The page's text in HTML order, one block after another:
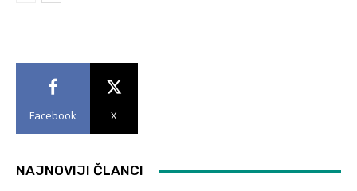
Facebook X
NAJNOVIJI ČLANCI